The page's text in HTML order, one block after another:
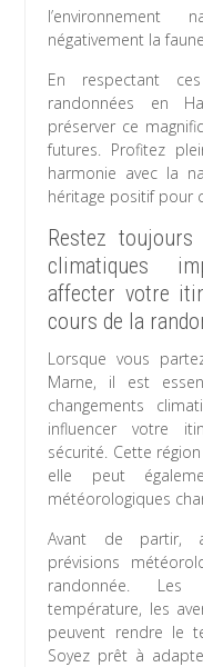
négativement la
En respectant
randonnées en
préserver ce
futures. Profitez
harmonie avec la
héritage positif pour
Restez
climatiques
affecter votre
cours de la
Lorsque vous
Marne, il est
changements
influencer votre
sécurité. Cette
elle peut
météorologiques
Avant de partir,
prévisions
randonnée. Les
température, les
peuvent rendre le
Soyez prêt à